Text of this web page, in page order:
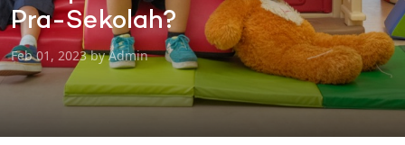
Pra-Sekolah?
Feb 01, 2023 by Admin